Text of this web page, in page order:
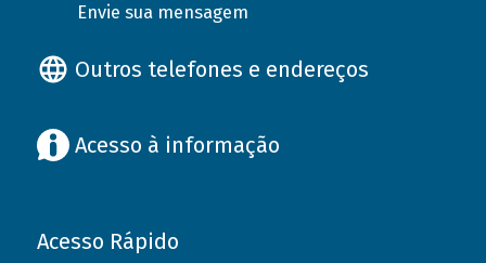
Envie sua mensagem
Outros telefones e endereços
Acesso à informação
Acesso Rápido